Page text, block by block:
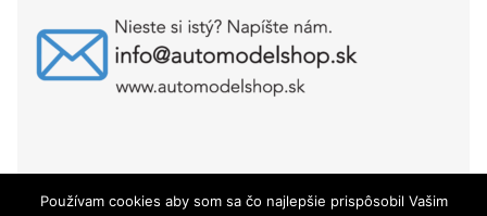
Používam cookies aby som sa čo najlepšie prispôsobil Vašim